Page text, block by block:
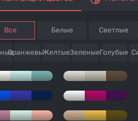
Все Белые Светлые
ОранжевыеЖелтыеЗеленыеГолубые